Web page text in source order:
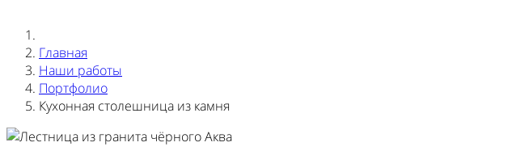
Главная
Наши работы
Портфолио
Кухонная столешница из камня